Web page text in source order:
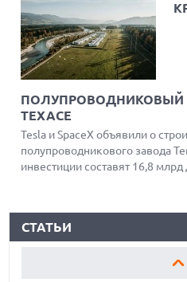
ПОЛУПРОВОДНИКОВЫЙ
ТЕХАСЕ
Tesla и SpaceX объявили о
полупроводникового завода
инвестиции составят 16,8
роботов, автономных
центров.
СТАТЬИ
ЛУЧШИЕ ВИДЕОРЕГИСТРАТОРЫ